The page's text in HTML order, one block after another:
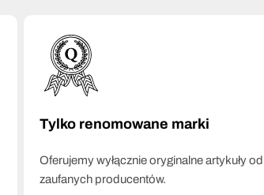
Tylko renomowane marki
Oferujemy wyłącznie oryginalne artykuły od
zaufanych producentów.